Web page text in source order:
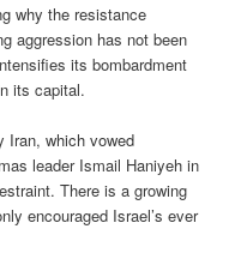
why the resistance
aggression has not been
its bombardment
its capital.
Iran, which vowed
leader Ismail Haniyeh in
There is a growing
encouraged Israel’s ever